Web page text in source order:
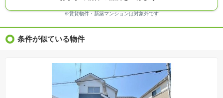
※ＣＧ合成の画像の場合、実際とは多少異なる場合があります。
※物件特徴：販売戸数が複数の物件は、全ての住戸に該当しない項目もあります。
※価格更新：物件価格が変更された日から１週間表示されます。
※建築条件土地の情報内に掲載されている、建物プラン例は、土地購入者の設計プランの参考
の一例であって、プランの採用可否は任意です。
※土地（建築条件なし）で「建物プラン例」が表記してある時、そのプラン例は特定の建築請
負会社によるもので、当該建築請負会社以外で建てた場合、同様のものが同価格で建てられる
とは限りません。また建築請負会社を特定するものではありません。
※賃貸物件・新築マンションは対象外です
条件が似ている物件